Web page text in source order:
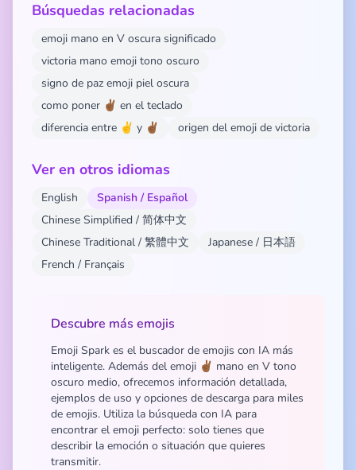
Búsquedas relacionadas
emoji mano en V oscura significado
victoria mano emoji tono oscuro
signo de paz emoji piel oscura
como poner ✌🏾 en el teclado
diferencia entre ✌️ y ✌🏾
origen del emoji de victoria
Ver en otros idiomas
English
Spanish / Español
Chinese Simplified / 简体中文
Chinese Traditional / 繁體中文
Japanese / 日本語
French / Français
Descubre más emojis
Emoji Spark es el buscador de emojis con IA más
inteligente. Además del emoji ✌🏾 mano en V tono
oscuro medio, ofrecemos información detallada,
ejemplos de uso y opciones de descarga para miles
de emojis. Utiliza la búsqueda con IA para
encontrar el emoji perfecto: solo tienes que
describir la emoción o situación que quieres
transmitir.